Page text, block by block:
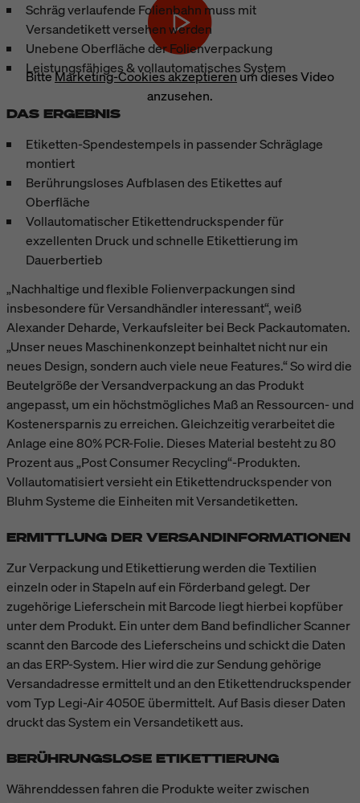
BitteMarketing-Cookies akzeptierenum dieses Video
anzusehen.
Schräg verlaufende Folienbahn muss mit
Versandetikett versehen werden
Unebene Oberfläche der Folienverpackung
Leistungsfähiges & vollautomatisches System
DAS ERGEBNIS
Etiketten-Spendestempels in passender Schräglage
montiert
Berührungsloses Aufblasen des Etikettes auf
Oberfläche
Vollautomatischer Etikettendruckspender für
exzellenten Druck und schnelle Etikettierung im
Dauerbertieb
„Nachhaltige und flexible Folienverpackungen sind
insbesondere für Versandhändler interessant“, weiß
Alexander Deharde, Verkaufsleiter bei Beck Packautomaten.
„Unser neues Maschinenkonzept beinhaltet nicht nur ein
neues Design, sondern auch viele neue Features.“ So wird die
Beutelgröße der Versandverpackung an das Produkt
angepasst, um ein höchstmögliches Maß an Ressourcen- und
Kostenersparnis zu erreichen. Gleichzeitig verarbeitet die
Anlage eine 80% PCR-Folie. Dieses Material besteht zu 80
Prozent aus „Post Consumer Recycling“-Produkten.
Vollautomatisiert versieht ein Etikettendruckspender von
Bluhm Systeme die Einheiten mit Versandetiketten.
ERMITTLUNG DER VERSANDINFORMATIONEN
Zur Verpackung und Etikettierung werden die Textilien
einzeln oder in Stapeln auf ein Förderband gelegt. Der
zugehörige Lieferschein mit Barcode liegt hierbei kopfüber
unter dem Produkt. Ein unter dem Band befindlicher Scanner
scannt den Barcode des Lieferscheins und schickt die Daten
an das ERP-System. Hier wird die zur Sendung gehörige
Versandadresse ermittelt und an den Etikettendruckspender
vom Typ Legi-Air 4050E übermittelt. Auf Basis dieser Daten
druckt das System ein Versandetikett aus.
BERÜHRUNGSLOSE ETIKETTIERUNG
Währenddessen fahren die Produkte weiter zwischen